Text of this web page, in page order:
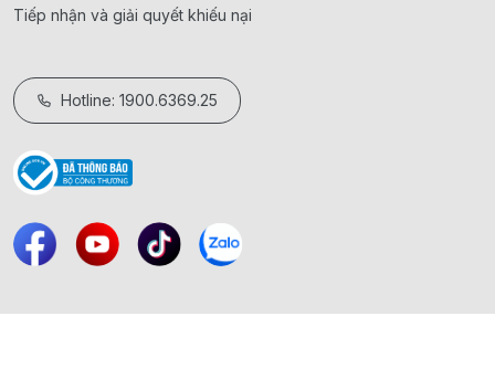
Tiếp nhận và giải quyết khiếu nại
Hotline: 1900.6369.25